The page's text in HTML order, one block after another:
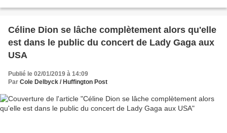
Céline Dion se lâche complètement alors qu'elle
est dans le public du concert de Lady Gaga aux
USA
Publié le 02/01/2019 à 14:09
Par Cole Delbyck / Huffington Post